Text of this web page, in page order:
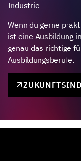
Industrie
Wenn du gerne
ist eine Ausbildung
genau das richtige
Ausbildungsberufe.